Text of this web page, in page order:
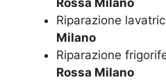
Riparazione
Milano
Riparazione
Rossa Milano